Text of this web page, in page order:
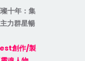
十年：集
力群星暢
創作/製